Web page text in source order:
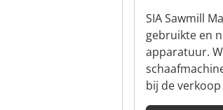
SIA Sawmill
gebruikte en
apparatuur.
bij de